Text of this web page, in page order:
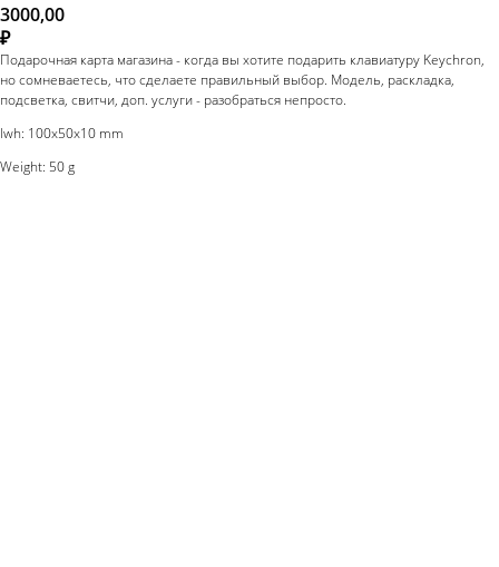
3000,00
₽
Подарочная карта магазина - когда вы хотите подарить клавиатуру Keychron,
но сомневаетесь, что сделаете правильный выбор. Модель, раскладка,
подсветка, свитчи, доп. услуги - разобраться непросто.
lwh: 100x50x10 mm
Weight: 50 g